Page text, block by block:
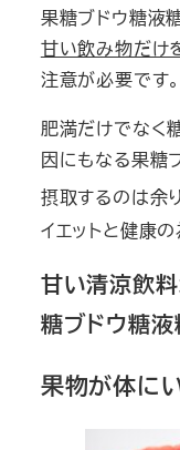
果糖ブドウ糖液
甘い飲み物だけ
注意が必要です。
肥満だけでなく
因にもなる果糖
摂取するのは余
イエットと健康
甘い清涼飲
糖ブドウ糖
果物が体に